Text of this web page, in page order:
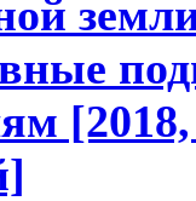
[2018,